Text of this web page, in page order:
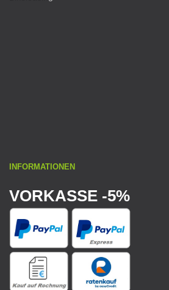
INFORMATIONEN
VORKASSE -5%